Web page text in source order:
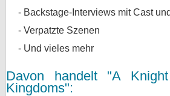
Backstage-Interviews mit Cast
Verpatzte Szenen
Und vieles mehr
Davon handelt "A
Kingdoms":